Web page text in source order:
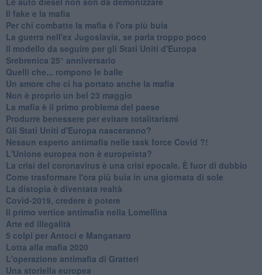
​Il fake e la mafia
Per chi combatte la mafia è l'ora più buia
La guerra nell'ex Jugoslavia, se parla troppo poco
Il modello da seguire per gli Stati Uniti d'Europa
Srebrenica 25° anniversario
Quelli che... rompono le balle
Un amore che ci ha portato anche la mafia
Non è proprio un bel 23 maggio
La mafia è il primo problema del paese
Produrre benessere per evitare totalitarismi
Gli Stati Uniti d'Europa nasceranno?
Nessun esperto antimafia nelle task force Covid ?!
L'Unione europea non è europeista?
La crisi del coronavirus è una crisi epocale. È fuor di dubbio
Come trasformare l'ora più buia in una giornata di sole
​La distopia è diventata realtà
Covid-2019, credere è potere
Il primo vertice antimafia nella Lomellina
Arte ed illegalità
​5 colpi per Antoci e Manganaro
Lotta alla mafia 2020
L'operazione antimafia di Gratteri
Una storiella europea